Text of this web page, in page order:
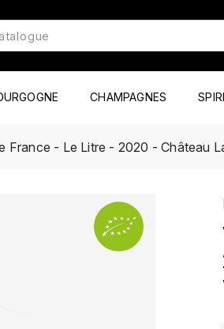
CHAMPAGNES
France - Le Litre - 2020 - Château